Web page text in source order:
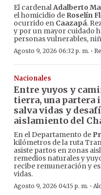
El cardenalAdalberto
el homicidio de Roselín
ocurrido en Caazapá.
y por un mayor cuidado
personas vulnerables,
Agosto 9, 2026 06:32 p. m. ·
Nacionales
Entre yuyos y
tierra, una partera
salva vidas y
aislamiento del
En el Departamento de
kilómetros de la ruta
asiste partos en zonas
remedios naturales y
recibe remuneración y
vidas.
Agosto 9, 2026 04:15 p. m. ·